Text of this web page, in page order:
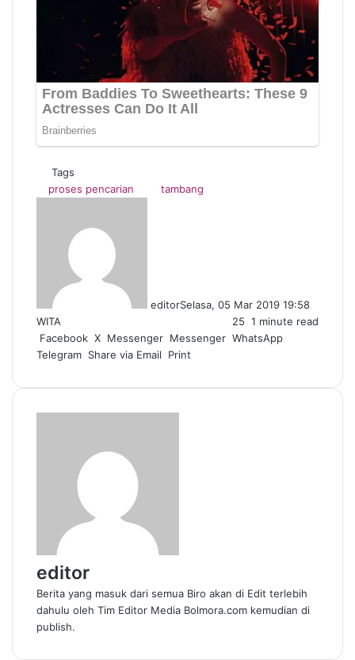
Tags
proses pencarian
tambang
editorSelasa, 05 Mar 2019 19:58
WITA
25 1 minute read
Facebook X Messenger Messenger WhatsApp
Telegram Share via Email Print
editor
Berita yang masuk dari semua Biro akan di Edit terlebih
dahulu oleh Tim Editor Media Bolmora.com kemudian di
publish.